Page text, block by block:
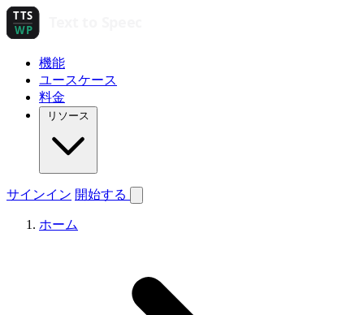
機能
ユースケース
料金
リソース
サインイン 開始する
ホーム